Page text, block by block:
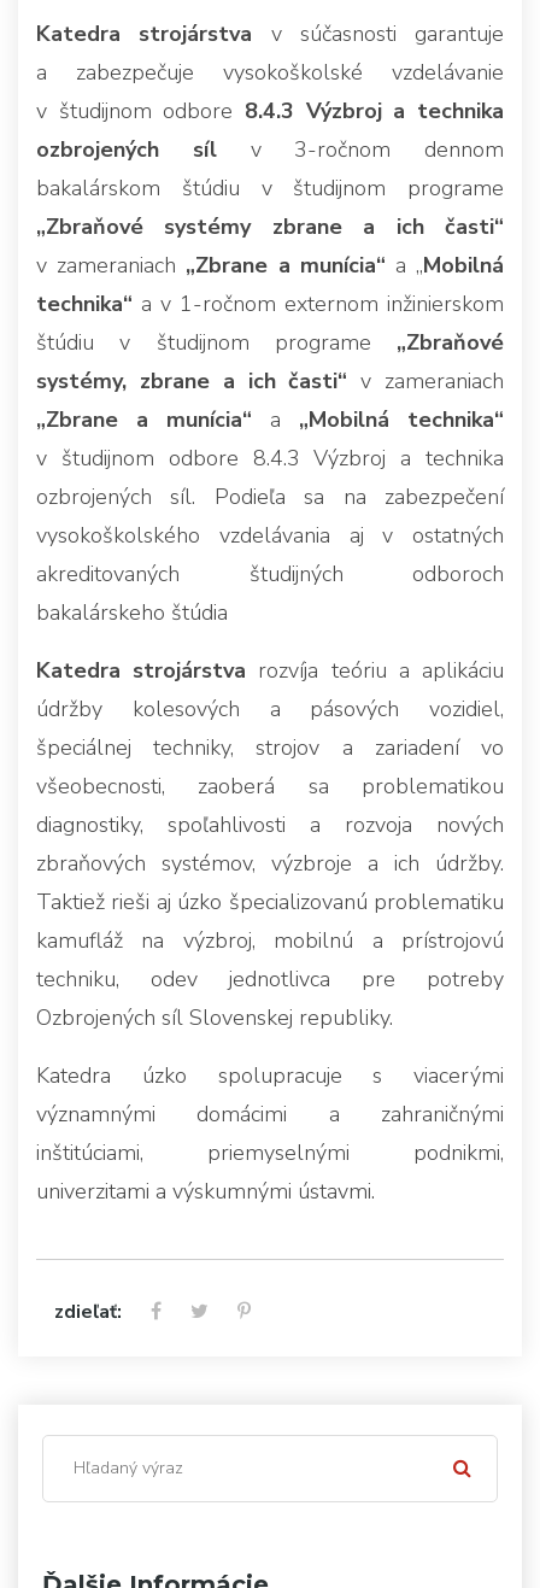
Katedra strojárstva v súčasnosti garantuje
a zabezpečuje vysokoškolské vzdelávanie
v študijnom odbore 8.4.3 Výzbroj a technika
ozbrojených sílv 3-ročnom dennom
bakalárskom štúdiu v študijnom programe
„Zbraňové systémy zbrane a ich časti“
v zameraniach „Zbrane a munícia“ a „Mobilná
technika“ a v 1-ročnom externom inžinierskom
štúdiu v študijnom programe „Zbraňové
systémy, zbrane a ich časti“ v zameraniach
„Zbrane a munícia“ a „Mobilná technika“
v študijnom odbore 8.4.3 Výzbroj a technika
ozbrojených síl. Podieľa sa na zabezpečení
vysokoškolského vzdelávania aj v ostatných
akreditovaných študijných odboroch
bakalárskeho štúdia
Katedra strojárstva rozvíja teóriu a aplikáciu
údržby kolesových a pásových vozidiel,
špeciálnej techniky, strojov a zariadení vo
všeobecnosti, zaoberá sa problematikou
diagnostiky, spoľahlivosti a rozvoja nových
zbraňových systémov, výzbroje a ich údržby.
Taktiež rieši aj úzko špecializovanú problematiku
kamufláž na výzbroj, mobilnú a prístrojovú
techniku, odev jednotlivca pre potreby
Ozbrojených síl Slovenskej republiky.
Katedra úzko spolupracuje s viacerými
významnými domácimi a zahraničnými
inštitúciami, priemyselnými podnikmi,
univerzitami a výskumnými ústavmi.
zdieľať: